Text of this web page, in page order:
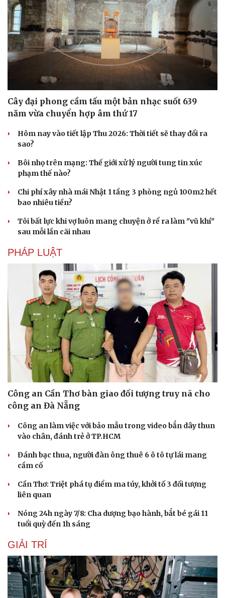
Cải chính
Cây đại phong cầm tấu một bản nhạc suốt 639
năm vừa chuyển hợp âm thứ 17
Hôm nay vào tiết lập Thu 2026: Thời tiết sẽ thay đổi ra
sao?
Bôi nhọ trên mạng: Thế giới xử lý người tung tin xúc
phạm thế nào?
Chi phí xây nhà mái Nhật 1 tầng 3 phòng ngủ 100m2 hết
bao nhiêu tiền?
Tôi bất lực khi vợ luôn mang chuyện ở rể ra làm "vũ khí"
sau mỗi lần cãi nhau
PHÁP LUẬT
Công an Cần Thơ bàn giao đối tượng truy nã cho
công an Đà Nẵng
Công an làm việc với bảo mẫu trong video bắn dây thun
vào chân, đánh trẻ ở TP.HCM
Đánh bạc thua, người đàn ông thuê 6 ô tô tự lái mang
cầm cố
Cần Thơ: Triệt phá tụ điểm ma túy, khởi tố 3 đối tượng
liên quan
Nóng 24h ngày 7/8: Cha dượng bạo hành, bắt bé gái 11
tuổi quỳ đến 1h sáng
GIẢI TRÍ